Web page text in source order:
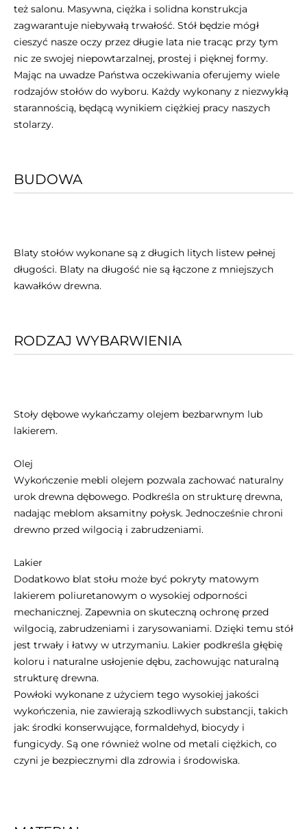
też salonu. Masywna, ciężka i solidna konstrukcja
zagwarantuje niebywałą trwałość. Stół będzie mógł
cieszyć nasze oczy przez długie lata nie tracąc przy tym
nic ze swojej niepowtarzalnej, prostej i pięknej formy.
Mając na uwadze Państwa oczekiwania oferujemy wiele
rodzajów stołów do wyboru. Każdy wykonany z niezwykłą
starannością, będącą wynikiem ciężkiej pracy naszych
stolarzy.
BUDOWA
Blaty stołów wykonane są z długich litych listew pełnej
długości. Blaty na długość nie są łączone z mniejszych
kawałków drewna.
RODZAJ WYBARWIENIA
Stoły dębowe wykańczamy olejem bezbarwnym lub
lakierem.
Olej
Wykończenie mebli olejem pozwala zachować naturalny
urok drewna dębowego. Podkreśla on strukturę drewna,
nadając meblom aksamitny połysk. Jednocześnie chroni
drewno przed wilgocią i zabrudzeniami.
Lakier
Dodatkowo blat stołu może być pokryty matowym
lakierem poliuretanowym o wysokiej odporności
mechanicznej. Zapewnia on skuteczną ochronę przed
wilgocią, zabrudzeniami i zarysowaniami. Dzięki temu stół
jest trwały i łatwy w utrzymaniu. Lakier podkreśla głębię
koloru i naturalne usłojenie dębu, zachowując naturalną
strukturę drewna.
Powłoki wykonane z użyciem tego wysokiej jakości
wykończenia, nie zawierają szkodliwych substancji, takich
jak: środki konserwujące, formaldehyd, biocydy i
fungicydy. Są one również wolne od metali ciężkich, co
czyni je bezpiecznymi dla zdrowia i środowiska.